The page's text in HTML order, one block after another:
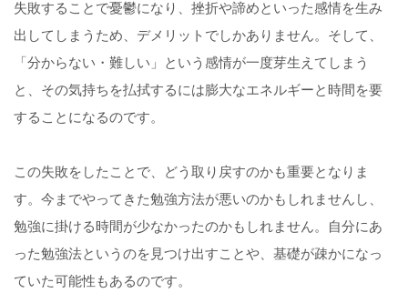
失敗することで憂鬱になり、挫折や諦めといった感情を生み
出してしまうため、デメリットでしかありません。そして、
「分からない・難しい」という感情が一度芽生えてしまう
と、その気持ちを払拭するには膨大なエネルギーと時間を要
することになるのです。
この失敗をしたことで、どう取り戻すのかも重要となりま
す。今までやってきた勉強方法が悪いのかもしれませんし、
勉強に掛ける時間が少なかったのかもしれません。自分にあ
った勉強法というのを見つけ出すことや、基礎が疎かになっ
ていた可能性もあるのです。